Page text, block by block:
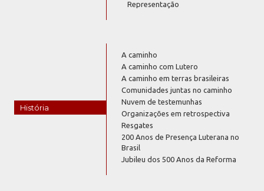
Representação
História
A caminho
A caminho com Lutero
A caminho em terras brasileiras
Comunidades juntas no caminho
Nuvem de testemunhas
Organizações em retrospectiva
Resgates
200 Anos de Presença Luterana no
Brasil
Jubileu dos 500 Anos da Reforma